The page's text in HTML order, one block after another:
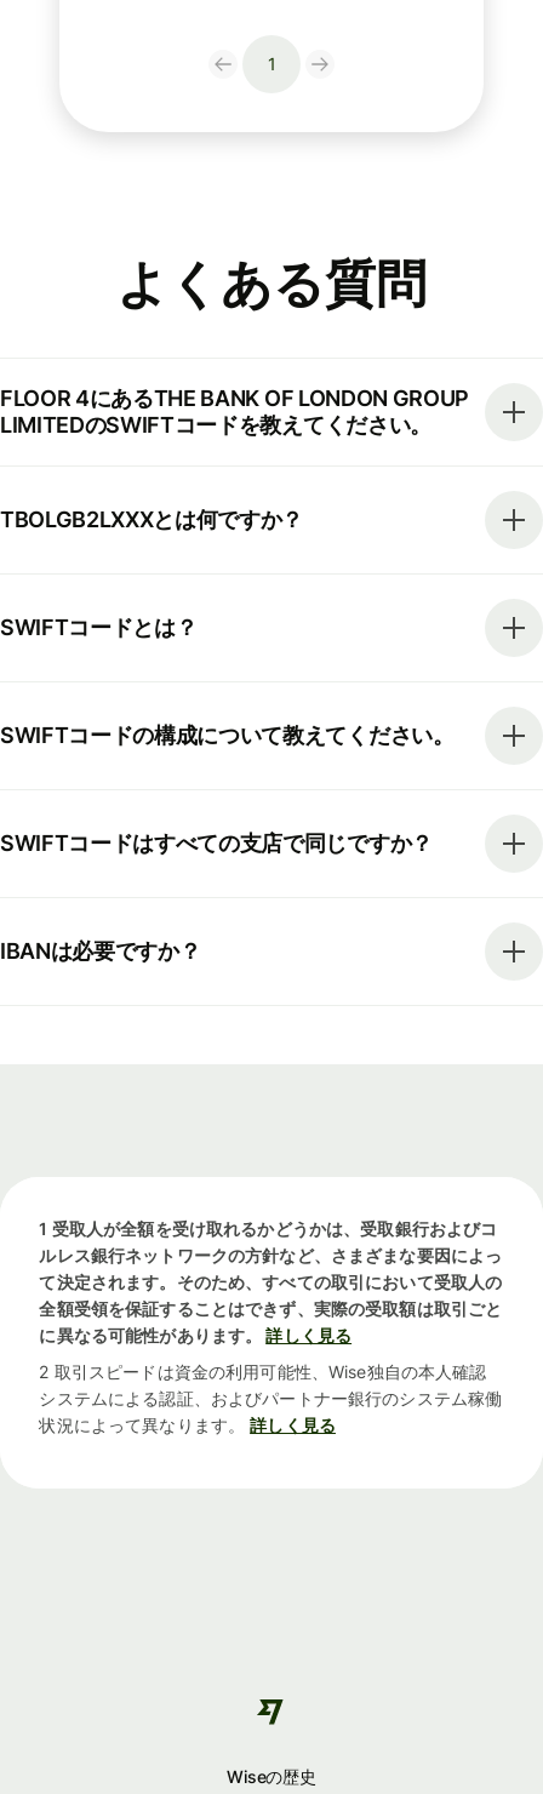
1
よくある質問
FLOOR 4にあるTHE BANK OF LONDON GROUP
LIMITEDのSWIFTコードを教えてください。
TBOLGB2LXXXとは何ですか？
SWIFTコードとは？
SWIFTコードの構成について教えてください。
SWIFTコードはすべての支店で同じですか？
IBANは必要ですか？
1 受取人が全額を受け取れるかどうかは、受取銀行およびコ
ルレス銀行ネットワークの方針など、さまざまな要因によっ
て決定されます。そのため、すべての取引において受取人の
全額受領を保証することはできず、実際の受取額は取引ごと
に異なる可能性があります。
詳しく見る
2 取引スピードは資金の利用可能性、Wise独自の本人確認
システムによる認証、およびパートナー銀行のシステム稼働
状況によって異なります。
詳しく見る
Wiseの歴史